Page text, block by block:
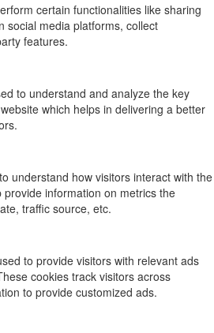
certain functionalities like sharing
social media platforms, collect
features.
to understand and analyze the key
which helps in delivering a better
understand how visitors interact with the
information on metrics the
traffic source, etc.
to provide visitors with relevant ads
cookies track visitors across
to provide customized ads.